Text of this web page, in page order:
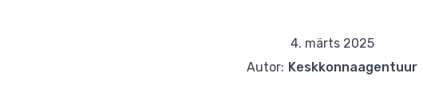
4. märts 2025
Autor: Keskkonnaagentuur